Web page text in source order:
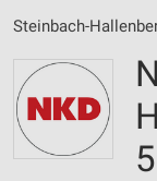
Steinbach-